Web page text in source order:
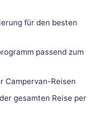
für den besten
passend zum
Campervan-Reisen
gesamten Reise per